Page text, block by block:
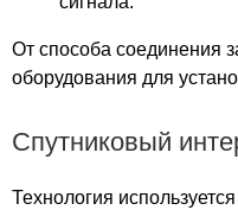
деревня Желобова
деревня Кучино
деревня Макеево
деревня Малево
От способа соединения
оборудования для
Спутниковый
Технология